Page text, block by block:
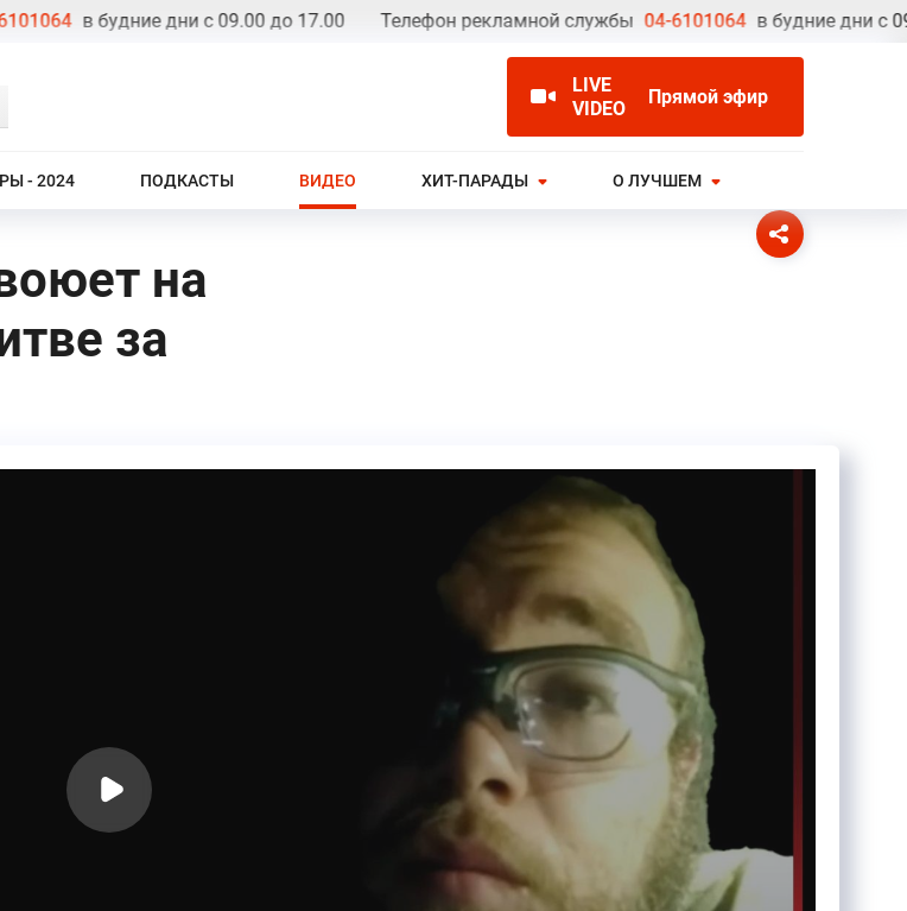
в будние дни с 09.00 до 17.00 Телефон рекламной службы 04-6101064 в будние дни с 09.00
LIVE
VIDEO
Прямой эфир
- 2024 ПОДКАСТЫ ВИДЕО ХИТ-ПАРАДЫ О ЛУЧШЕМ
на
за